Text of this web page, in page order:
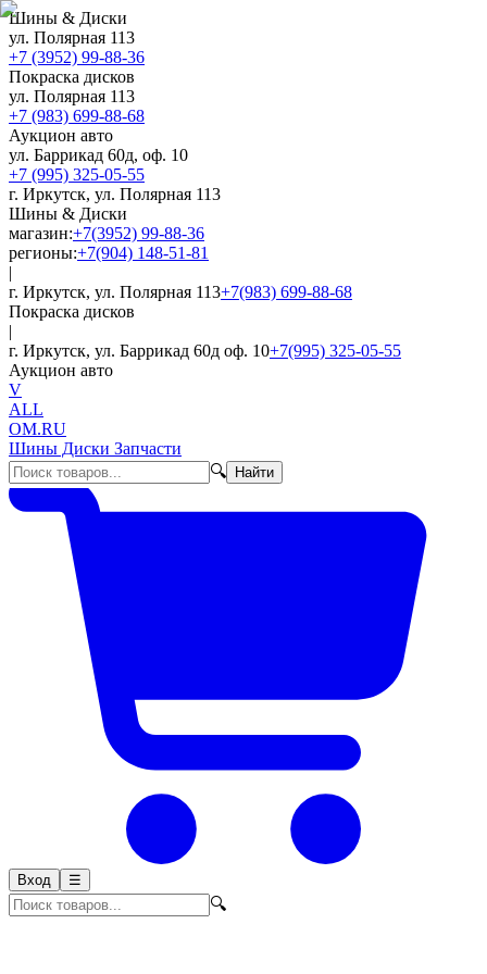
Шины & Диски
ул. Полярная 113
+7 (3952) 99-88-36
Покраска дисков
ул. Полярная 113
+7 (983) 699-88-68
Аукцион авто
ул. Баррикад 60д, оф. 10
+7 (995) 325-05-55
г. Иркутск, ул. Полярная 113
Шины & Диски
магазин:+7(3952) 99-88-36
регионы:+7(904) 148-51-81
|
г. Иркутск, ул. Полярная 113+7(983) 699-88-68
Покраска дисков
|
г. Иркутск, ул. Баррикад 60д оф. 10+7(995) 325-05-55
Аукцион авто
V
ALL
OM.RU
Шины Диски Запчасти
🔍
Найти
Вход ☰
🔍